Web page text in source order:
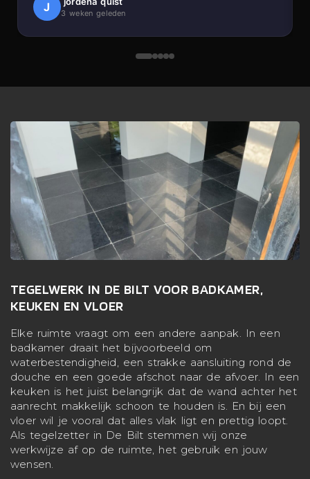
J 3 weken geleden
TEGELWERK IN DE BILT VOOR BADKAMER,
KEUKEN EN VLOER
Elke ruimte vraagt om een andere aanpak. In een
badkamer draait het bijvoorbeeld om
waterbestendigheid, een strakke aansluiting rond de
douche en een goede afschot naar de afvoer. In een
keuken is het juist belangrijk dat de wand achter het
aanrecht makkelijk schoon te houden is. En bij een
vloer wil je vooral dat alles vlak ligt en prettig loopt.
Als tegelzetter in De Bilt stemmen wij onze
werkwijze af op de ruimte, het gebruik en jouw
wensen.